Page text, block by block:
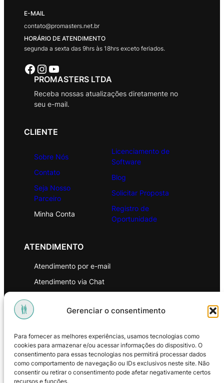
Gerenciar o consentimento
Para fornecer as melhores experiências, usamos tecnologias como
cookies para armazenar e/ou acessar informações do dispositivo. O
consentimento para essas tecnologias nos permitirá processar dados
como comportamento de navegação ou IDs exclusivos neste site. Não
consentir ou retirar o consentimento pode afetar negativamente certos
recursos e funções.
E-MAIL
contato@promasters.net.br
HORÁRIO DE ATENDIMENTO
segunda a sexta das 9hrs às 18hrs exceto feriados.
Facebook Instagram Youtube
PROMASTERS LTDA
Receba nossas atualizações diretamente no
seu e-mail.
CLIENTE
Sobre Nós
Contato
Seja Nosso
Parceiro
Minha Conta
Licenciamento de
Software
Blog
Solicitar Proposta
Registro de
Oportunidade
ATENDIMENTO
Atendimento por e-mail
Atendimento via Chat
Política de Privacidade
Política de Troca e Devoluções
Política de Reembolso